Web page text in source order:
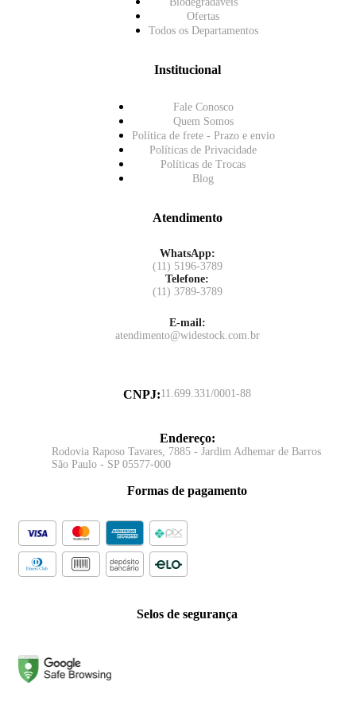
Ofertas
Todos os Departamentos
Institucional
Fale Conosco
Quem Somos
Política de frete - Prazo e envio
Políticas de Privacidade
Políticas de Trocas
Blog
Atendimento
WhatsApp:
(11) 5196-3789
Telefone:
(11) 3789-3789
E-mail:
atendimento@widestock.com.br
CNPJ:11.699.331/0001-88
Endereço:
Rodovia Raposo Tavares, 7885 - Jardim Adhemar de Barros
São Paulo - SP 05577-000
Formas de pagamento
Selos de segurança